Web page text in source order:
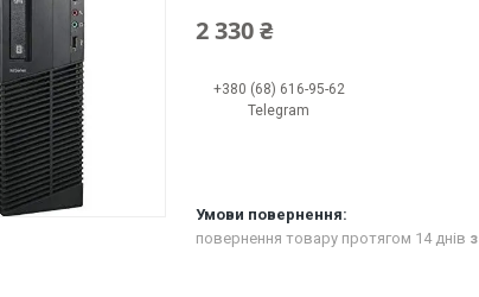
2 330 ₴
+380 (68) 616-95-62
Telegram
повернення товару протягом 14 днів